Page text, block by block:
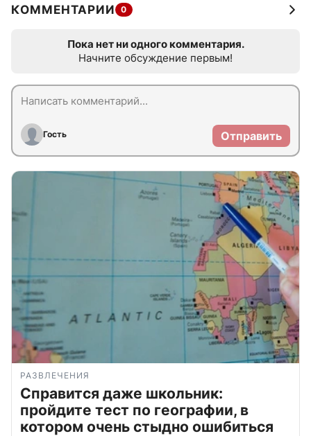
КОММЕНТАРИИ 0
Пока нет ни одного комментария.
Начните обсуждение первым!
Гость Отправить
РАЗВЛЕЧЕНИЯ
Справится даже школьник:
пройдите тест по географии, в
котором очень стыдно ошибиться